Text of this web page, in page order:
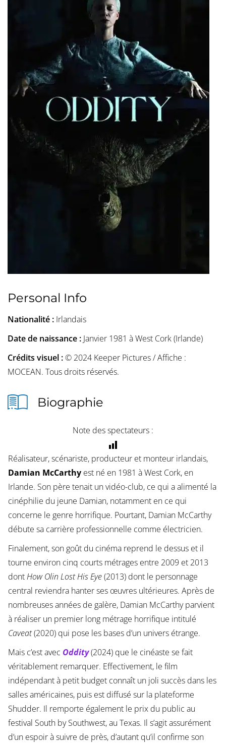
Personal Info
Nationalité : Irlandais
Date de naissance : Janvier 1981 à West Cork (Irlande)
Crédits visuel :© 2024 Keeper Pictures / Affiche :
MOCEAN. Tous droits réservés.
Biographie
Note des spectateurs :
Réalisateur, scénariste, producteur et monteur irlandais,
Damian McCarthy est né en 1981 à West Cork, en
Irlande. Son père tenait un vidéo-club, ce qui a alimenté la
cinéphilie du jeune Damian, notamment en ce qui
concerne le genre horrifique. Pourtant, Damian McCarthy
débute sa carrière professionnelle comme électricien.
Finalement, son goût du cinéma reprend le dessus et il
tourne environ cinq courts métrages entre 2009 et 2013
dontHow Olin Lost His Eye(2013) dont le personnage
central reviendra hanter ses œuvres ultérieures. Après de
nombreuses années de galère, Damian McCarthy parvient
à réaliser un premier long métrage horrifique intitulé
Caveat(2020) qui pose les bases d’un univers étrange.
Mais c’est avec Oddity (2024) que le cinéaste se fait
véritablement remarquer. Effectivement, le film
indépendant à petit budget connaît un joli succès dans les
salles américaines, puis est diffusé sur la plateforme
Shudder. Il remporte également le prix du public au
festival South by Southwest, au Texas. Il s’agit assurément
d’un espoir à suivre de près, d’autant qu’il confirme son